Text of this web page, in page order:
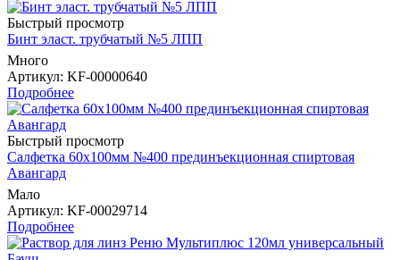
Быстрый просмотр
Бинт эласт. трубчатый №5 ЛПП
Много
Артикул: KF-00000640
Подробнее
Быстрый просмотр
Салфетка 60х100мм №400 прединъекционная спиртовая
Авангард
Мало
Артикул: KF-00029714
Подробнее